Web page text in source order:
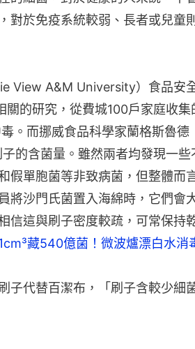
對於免疫系統較弱、長者或兒童
View A&M University）食品安
的研究，從費城100戶家庭收集
。而挪威食品科學家蘭格斯魯德
的含菌量。雖然兩者均發現一些
假單胞菌等非致病菌，但整體而
將沙門氏菌置入海綿時，它們會
信這與刷子密度較疏，可常保持
藏540億菌！微波爐漂白水消
子代替百潔布，「刷子含較少細